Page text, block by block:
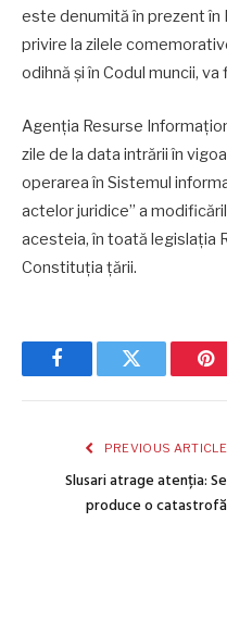
este denumită în prezent în
privire la zilele
odihnă și în Codul muncii,
Agenția Resurse
zile de la data intrării în
operarea în Sistemul
actelor juridice” a
acesteia, în toată legislația
Constituția țării.
FacebookTwitter
PREVIOUS ARTICLE
Slusari atrage atenția: Se
produce o catastrofă